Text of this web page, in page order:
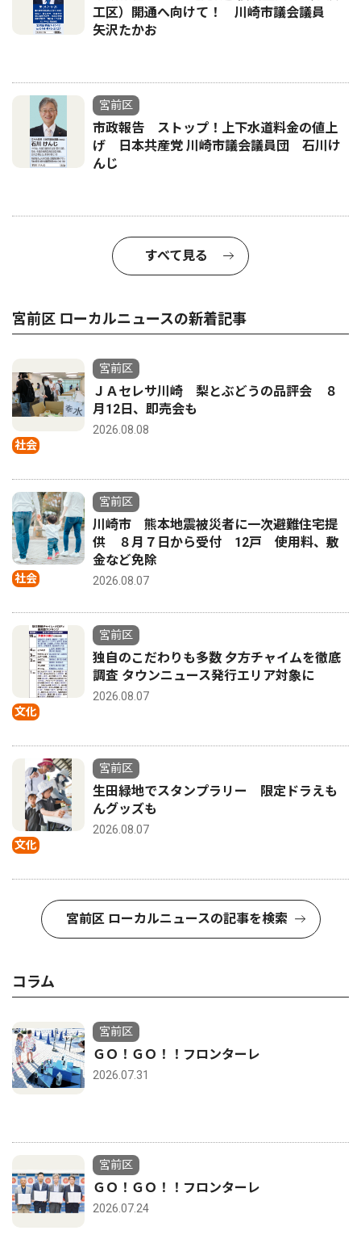
工区）開通へ向けて！ 川崎市議会議員
矢沢たかお
宮前区
市政報告 ストップ！上下水道料金の値上
げ 日本共産党 川崎市議会議員団 石川け
んじ
すべて見る
宮前区 ローカルニュースの新着記事
社会
宮前区
ＪＡセレサ川崎 梨とぶどうの品評会 ８
月12日、即売会も
2026.08.08
社会
宮前区
川崎市 熊本地震被災者に一次避難住宅提
供 ８月７日から受付 12戸 使用料、敷
金など免除
2026.08.07
文化
宮前区
独自のこだわりも多数 夕方チャイムを徹底
調査 タウンニュース発行エリア対象に
2026.08.07
文化
宮前区
生田緑地でスタンプラリー 限定ドラえも
んグッズも
2026.08.07
宮前区 ローカルニュースの記事を検索
コラム
宮前区
ＧＯ！ＧＯ！！フロンターレ
2026.07.31
宮前区
ＧＯ！ＧＯ！！フロンターレ
2026.07.24